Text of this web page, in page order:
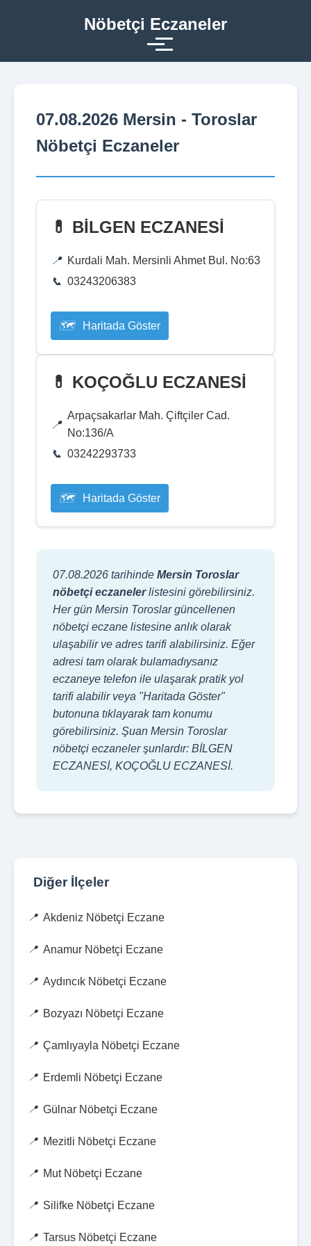
Nöbetçi Eczaneler
07.08.2026 Mersin - Toroslar
Nöbetçi Eczaneler
💊 BİLGEN ECZANESİ
Kurdali Mah. Mersinli Ahmet Bul. No:63
03243206383
Haritada Göster
💊 KOÇOĞLU ECZANESİ
Arpaçsakarlar Mah. Çiftçiler Cad.
No:136/A
03242293733
Haritada Göster
07.08.2026 tarihinde Mersin Toroslar
nöbetçi eczanelerlistesini görebilirsiniz.
Her gün Mersin Toroslar güncellenen
nöbetçi eczane listesine anlık olarak
ulaşabilir ve adres tarifi alabilirsiniz. Eğer
adresi tam olarak bulamadıysanız
eczaneye telefon ile ulaşarak pratik yol
tarifi alabilir veya "Haritada Göster"
butonuna tıklayarak tam konumu
görebilirsiniz. Şuan Mersin Toroslar
nöbetçi eczaneler şunlardır: BİLGEN
ECZANESİ, KOÇOĞLU ECZANESİ.
Diğer İlçeler
Akdeniz Nöbetçi Eczane
Anamur Nöbetçi Eczane
Aydıncık Nöbetçi Eczane
Bozyazı Nöbetçi Eczane
Çamlıyayla Nöbetçi Eczane
Erdemli Nöbetçi Eczane
Gülnar Nöbetçi Eczane
Mezitli Nöbetçi Eczane
Mut Nöbetçi Eczane
Silifke Nöbetçi Eczane
Tarsus Nöbetçi Eczane